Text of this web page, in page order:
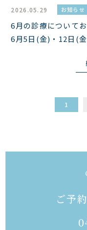
2026.05.29 お知らせ
6月の診療について
6月5日(金)・12日(
1
ご予